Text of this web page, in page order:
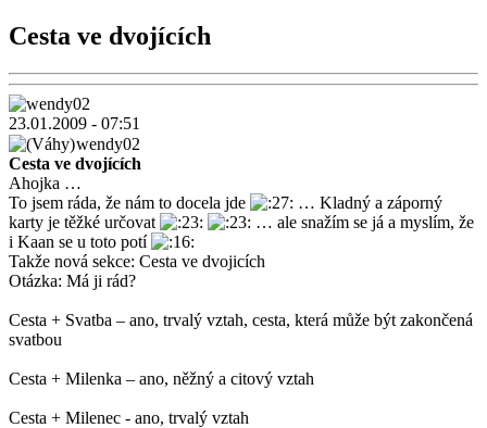
Cesta ve dvojících
23.01.2009 - 07:51
wendy02
Cesta ve dvojících
Ahojka …
To jsem ráda, že nám to docela jde
… Kladný a záporný
karty je těžké určovat
… ale snažím se já a myslím, že
i Kaan se u toto potí
Takže nová sekce: Cesta ve dvojicích
Otázka: Má ji rád?
Cesta + Svatba – ano, trvalý vztah, cesta, která může být zakončená
svatbou
Cesta + Milenka – ano, něžný a citový vztah
Cesta + Milenec - ano, trvalý vztah